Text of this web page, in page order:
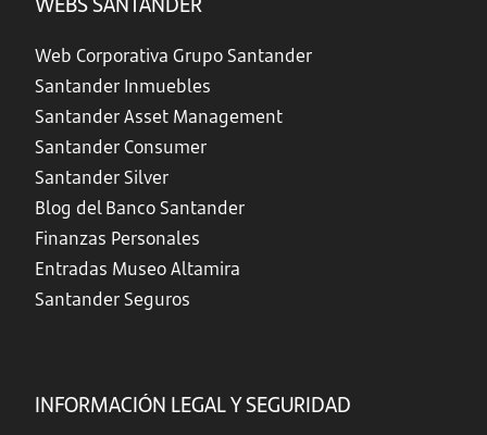
Web Corporativa Grupo Santander
Santander Inmuebles
Santander Asset Management
Santander Consumer
Santander Silver
Blog del Banco Santander
Finanzas Personales
Entradas Museo Altamira
Santander Seguros
INFORMACIÓN LEGAL Y SEGURIDAD